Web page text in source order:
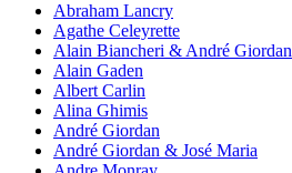
Abraham Lancry
Agathe Celeyrette
Alain Biancheri & André Giordan
Alain Gaden
Albert Carlin
Alina Ghimis
André Giordan
André Giordan & José Maria